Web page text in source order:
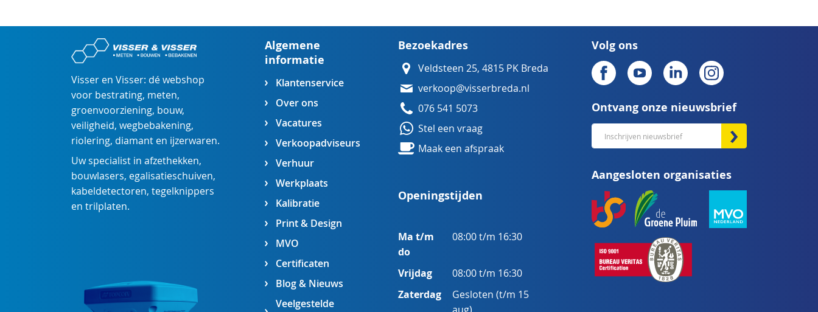
Visser en Visser: dé webshop
voor bestrating, meten,
groenvoorziening, bouw,
veiligheid, wegbebakening,
riolering, diamant en ijzerwaren.
Uw specialist in afzethekken,
bouwlasers, egalisatieschuiven,
kabeldetectoren, tegelknippers
en trilplaten.
Algemene
informatie
Klantenservice
Over ons
Vacatures
Verkoopadviseurs
Verhuur
Werkplaats
Kalibratie
Print & Design
MVO
Certificaten
Blog & Nieuws
Veelgestelde
Bezoekadres
Veldsteen 25, 4815 PK Breda
verkoop@visserbreda.nl
076 541 5073
Stel een vraag
Maak een afspraak
Openingstijden
Ma t/m
do
08:00 t/m 16:30
Vrijdag 08:00 t/m 16:30
Zaterdag
Gesloten (t/m 15
Volg ons
Ontvang onze nieuwsbrief
Abonneer
u
onze
nieuwsbrief
Aangesloten organisaties